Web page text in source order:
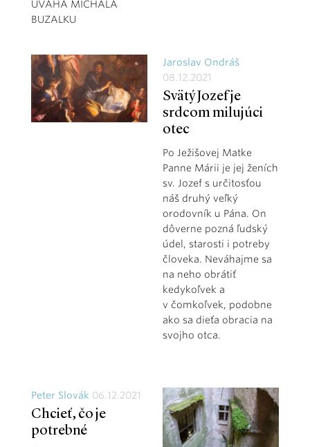
ÚVAHA MICHALA
BUZALKU
Jaroslav Ondráš
08.12.2021
Svätý Jozef je
srdcom milujúci
otec
Po Ježišovej Matke
Panne Márii je jej ženích
sv. Jozef s určitosťou
náš druhý veľký
orodovník u Pána. On
dôverne pozná ľudský
údel, starosti i potreby
človeka. Neváhajme sa
na neho obrátiť
kedykoľvek a
v čomkoľvek, podobne
ako sa dieťa obracia na
svojho otca.
Peter Slovák 06.12.2021
Chcieť, čo je
potrebné